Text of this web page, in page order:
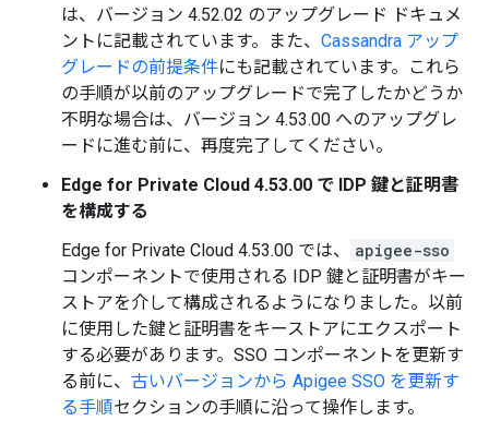
は、バージョン 4.52.02 のアップグレード ドキュメ
ントに記載されています。また、 Cassandra アップ
グレードの前提条件にも記載されています。これら
の手順が以前のアップグレードで完了したかどうか
不明な場合は、バージョン 4.53.00 へのアップグレ
ードに進む前に、再度完了してください。
Edge for Private Cloud 4.53.00 で IDP 鍵と証明書
を構成する
Edge for Private Cloud 4.53.00 では、
apigee-sso
コンポーネントで使用される IDP 鍵と証明書がキー
ストアを介して構成されるようになりました。以前
に使用した鍵と証明書をキーストアにエクスポート
する必要があります。SSO コンポーネントを更新す
る前に、 古いバージョンから Apigee SSO を更新す
る手順セクションの手順に沿って操作します。